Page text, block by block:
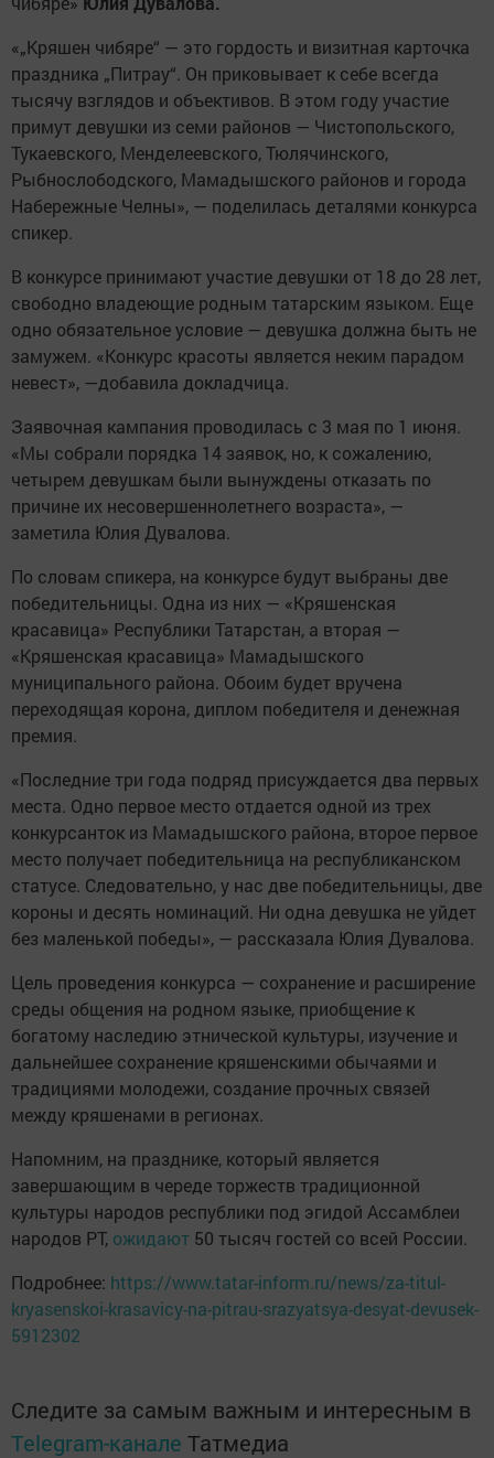
«„Кряшен чибяре“ — это гордость и визитная карточка
праздника „Питрау“. Он приковывает к себе всегда
тысячу взглядов и объективов. В этом году участие
примут девушки из семи районов — Чистопольского,
Тукаевского, Менделеевского, Тюлячинского,
Рыбнослободского, Мамадышского районов и города
Набережные Челны», — поделилась деталями конкурса
спикер.
В конкурсе принимают участие девушки от 18 до 28 лет,
свободно владеющие родным татарским языком. Еще
одно обязательное условие — девушка должна быть не
замужем. «Конкурс красоты является неким парадом
невест», —добавила докладчица.
Заявочная кампания проводилась с 3 мая по 1 июня.
«Мы собрали порядка 14 заявок, но, к сожалению,
четырем девушкам были вынуждены отказать по
причине их несовершеннолетнего возраста», —
заметила Юлия Дувалова.
По словам спикера, на конкурсе будут выбраны две
победительницы. Одна из них — «Кряшенская
красавица» Республики Татарстан, а вторая —
«Кряшенская красавица» Мамадышского
муниципального района. Обоим будет вручена
переходящая корона, диплом победителя и денежная
премия.
«Последние три года подряд присуждается два первых
места. Одно первое место отдается одной из трех
конкурсанток из Мамадышского района, второе первое
место получает победительница на республиканском
статусе. Следовательно, у нас две победительницы, две
короны и десять номинаций. Ни одна девушка не уйдет
без маленькой победы», — рассказала Юлия Дувалова.
Цель проведения конкурса — сохранение и расширение
среды общения на родном языке, приобщение к
богатому наследию этнической культуры, изучение и
дальнейшее сохранение кряшенскими обычаями и
традициями молодежи, создание прочных связей
между кряшенами в регионах.
Напомним, на празднике, который является
завершающим в череде торжеств традиционной
культуры народов республики под эгидой Ассамблеи
народов РТ, ожидают 50 тысяч гостей со всей России.
Подробнее: https://www.tatar-inform.ru/news/za-titul-
kryasenskoi-krasavicy-na-pitrau-srazyatsya-desyat-devusek-
5912302
Следите за самым важным и интересным в
Telegram-канале Татмедиа